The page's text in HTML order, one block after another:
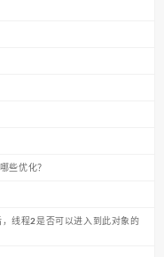
些优化？
线程2是否可以进入到此对象的